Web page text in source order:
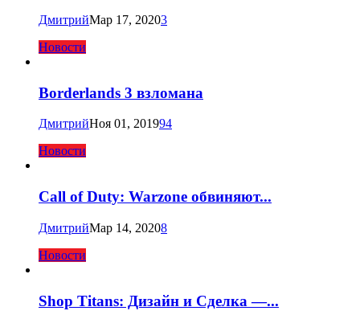
ДмитрийМар 17, 20203
Новости
Borderlands 3 взломана
ДмитрийНоя 01, 201994
Новости
Call of Duty: Warzone обвиняют...
ДмитрийМар 14, 20208
Новости
Shop Titans: Дизайн и Сделка —...